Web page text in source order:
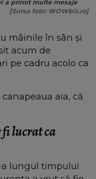
a primit multe mesaje
[Sursa foto: WOWbiz.ro]
mâinile în sân și
acum de
pe cadru acolo ca
aia, că
lucrat ca
a lungul timpului